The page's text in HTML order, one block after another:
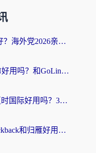
Quickback和云帆哪个好？海外党2026亲测指南：选对加速器大陆工具，无缝刷国内剧玩国服
海外党必看：斧牛VPN好用吗？和GoLinkVPN对比哪个回国效果更好？
海外党必看：斧牛和夏时国际好用吗？3步选对回国加速器，无缝刷国内资源
海外党踩坑指南：Quickback和归雁好用吗？选对加速器才能无缝刷国内资源